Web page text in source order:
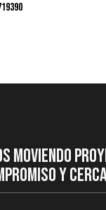
MOVIENDO
Y